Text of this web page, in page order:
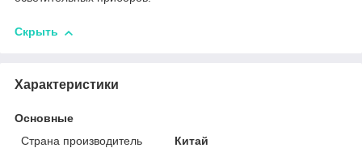
Скрыть
Характеристики
Основные
Страна производитель
Китай